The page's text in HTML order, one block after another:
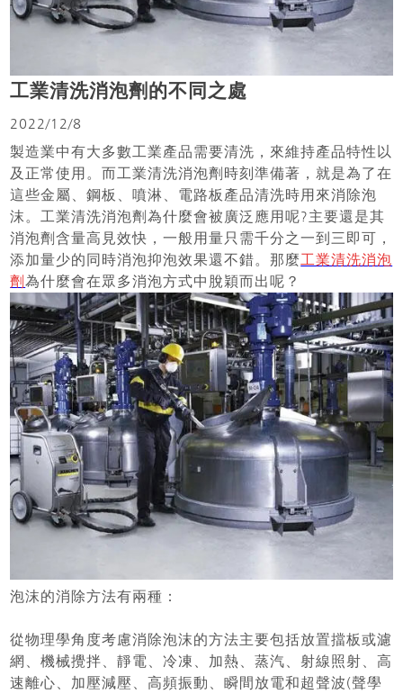
工業清洗消泡劑的不同之處
2022/12/8
製造業中有大多數工業產品需要清洗，來維持產品特性以
及正常使用。而工業清洗消泡劑時刻準備著，就是為了在
這些金屬、鋼板、噴淋、電路板產品清洗時用來消除泡
沫。工業清洗消泡劑為什麼會被廣泛應用呢?主要還是其
消泡劑含量高見效快，一般用量只需千分之一到三即可，
添加量少的同時消泡抑泡效果還不錯。那麼工業清洗消泡
劑為什麼會在眾多消泡方式中脫穎而出呢？
泡沫的消除方法有兩種：
從物理學角度考慮消除泡沫的方法主要包括放置擋板或濾
網、機械攪拌、靜電、冷凍、加熱、蒸汽、射線照射、高
速離心、加壓減壓、高頻振動、瞬間放電和超聲波(聲學